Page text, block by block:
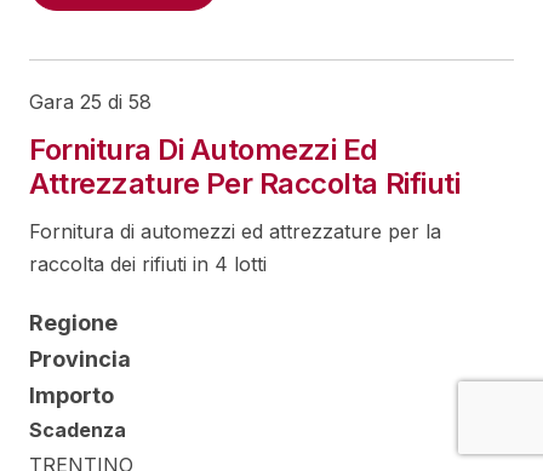
Gara 25 di 58
Fornitura Di Automezzi Ed
Attrezzature Per Raccolta Rifiuti
Fornitura di automezzi ed attrezzature per la
raccolta dei rifiuti in 4 lotti
Regione
Provincia
Importo
Scadenza
TRENTINO